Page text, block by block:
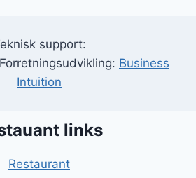
support:
Business
Intuition
links
Restaurant